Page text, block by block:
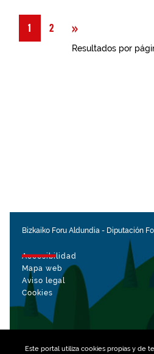
Este portal utiliza cookiespropias y de
1 2 »
Resultados por
Bizkaiko Foru Aldundia - Diputación
Accesibilidad
Mapa web
Aviso legal
Cookies